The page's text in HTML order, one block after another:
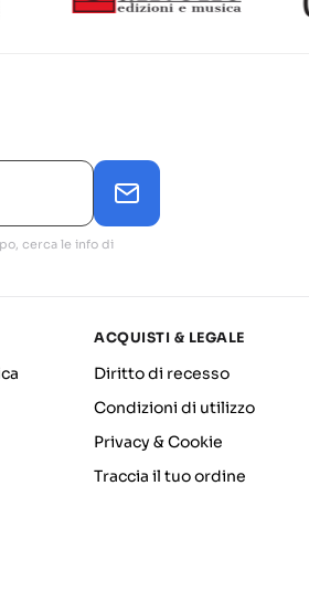
cerca le info di
ACQUISTI & LEGALE
Diritto di recesso
Condizioni di utilizzo
Privacy & Cookie
Traccia il tuo ordine